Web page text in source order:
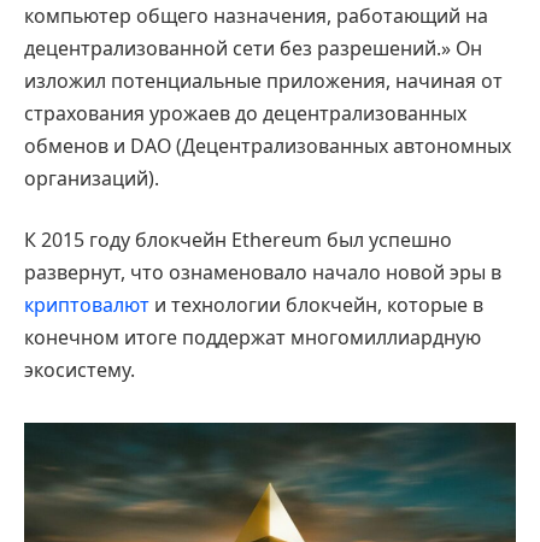
компьютер общего назначения, работающий на
децентрализованной сети без разрешений.» Он
изложил потенциальные приложения, начиная от
страхования урожаев до децентрализованных
обменов и DAO (Децентрализованных автономных
организаций).
К 2015 году блокчейн Ethereum был успешно
развернут, что ознаменовало начало новой эры в
криптовалют и технологии блокчейн, которые в
конечном итоге поддержат многомиллиардную
экосистему.